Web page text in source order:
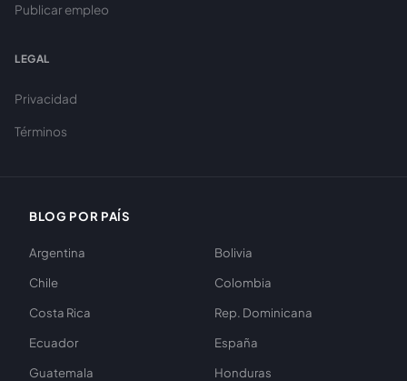
Publicar empleo
LEGAL
Privacidad
Términos
BLOG POR PAÍS
Argentina
Bolivia
Chile
Colombia
Costa Rica
Rep. Dominicana
Ecuador
España
Guatemala
Honduras